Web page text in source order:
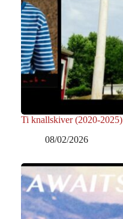
Ti knallskiver (2020-2025)
08/02/2026